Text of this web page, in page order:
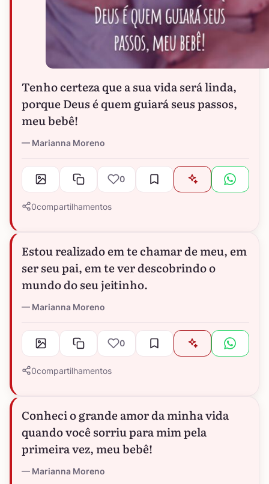
Tenho certeza que a sua vida será linda,
porque Deus é quem guiará seus passos,
meu bebê!
Marianna Moreno
0
0compartilhamentos
Estou realizado em te chamar de meu, em
ser seu pai, em te ver descobrindo o
mundo do seu jeitinho.
Marianna Moreno
0
0compartilhamentos
Conheci o grande amor da minha vida
quando você sorriu para mim pela
primeira vez, meu bebê!
Marianna Moreno